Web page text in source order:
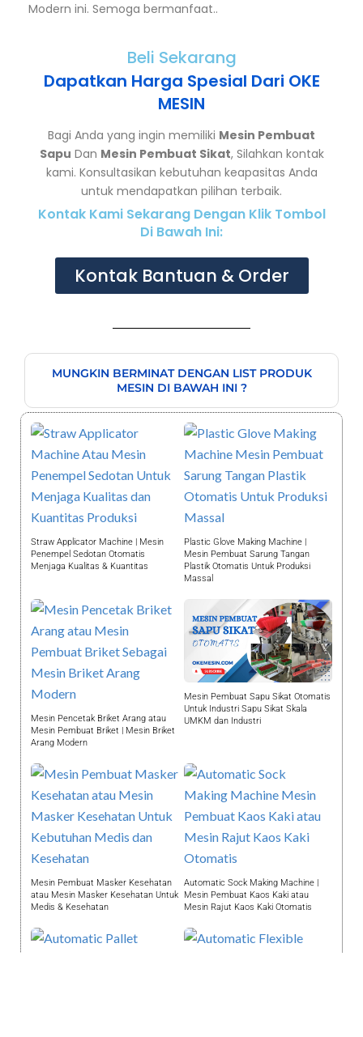
Modern ini. Semoga bermanfaat..
Beli Sekarang
Dapatkan Harga Spesial Dari OKE
MESIN
Bagi Anda yang ingin memiliki Mesin Pembuat
Sapu Dan Mesin Pembuat Sikat, Silahkan kontak
kami. Konsultasikan kebutuhan keapasitas Anda
untuk mendapatkan pilihan terbaik.
Kontak Kami Sekarang Dengan Klik Tombol
Di Bawah Ini:
Kontak Bantuan & Order
MUNGKIN BERMINAT DENGAN LIST PRODUK
MESIN DI BAWAH INI ?
Straw Applicator Machine | Mesin
Penempel Sedotan Otomatis
Menjaga Kualitas & Kuantitas
Plastic Glove Making Machine |
Mesin Pembuat Sarung Tangan
Plastik Otomatis Untuk Produksi
Massal
Mesin Pencetak Briket Arang atau
Mesin Pembuat Briket | Mesin Briket
Arang Modern
Mesin Pembuat Sapu Sikat Otomatis
Untuk Industri Sapu Sikat Skala
UMKM dan Industri
Mesin Pembuat Masker Kesehatan
atau Mesin Masker Kesehatan Untuk
Medis & Kesehatan
Automatic Sock Making Machine |
Mesin Pembuat Kaos Kaki atau
Mesin Rajut Kaos Kaki Otomatis